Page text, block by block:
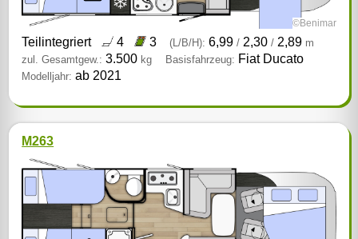
©Benimar
Teilintegriert 4 3 (L/B/H): 6,99/ 2,30/ 2,89 m
zul. Gesamtgew.: 3.500 kg Basisfahrzeug: Fiat Ducato
Modelljahr: ab 2021
M263